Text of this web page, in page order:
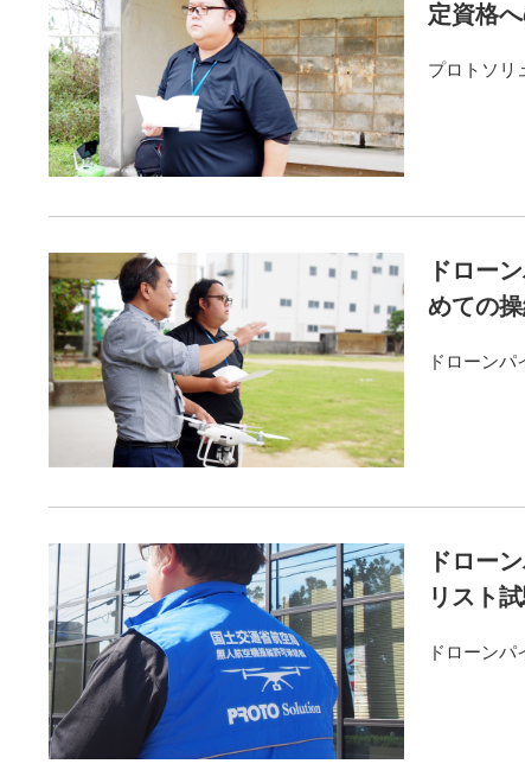
定資格へ
プロトソリ
ドロー
めての
ドローン
ドロー
リスト
ドローン